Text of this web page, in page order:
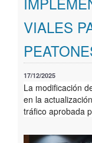
Modos de
Líneas de trabajo
Geoportal
VIALES
17/12/2025
La modificación
en la
tráfico aprobada